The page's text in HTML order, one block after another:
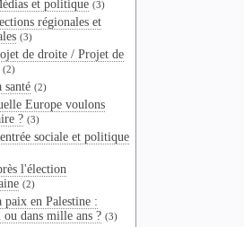
et politique (3)
régionales et
(3)
de droite / Projet de
(2)
santé (2)
Europe voulons
? (3)
sociale et politique
l'élection
(2)
paix en Palestine :
ou dans mille ans ? (3)